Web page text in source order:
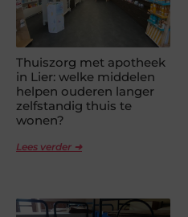
Thuiszorg met apotheek
in Lier: welke middelen
helpen ouderen langer
zelfstandig thuis te
wonen?
Lees verder ➜